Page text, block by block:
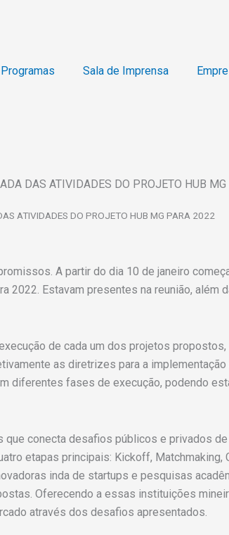
Programas Sala de Imprensa
DAS ATIVIDADES DO PROJETO HUB
ATIVIDADES DO PROJETO HUB MG PARA 2022
A partir do dia 10 de janeiro
2022. Estavam presentes na reunião, além
de cada um dos projetos
as diretrizes para a
diferentes fases de execução, podendo
conecta desafios públicos e privados
etapas principais: Kickoff,
inda de startups e pesquisas
Oferecendo a essas instituições
através dos desafios apresentados.